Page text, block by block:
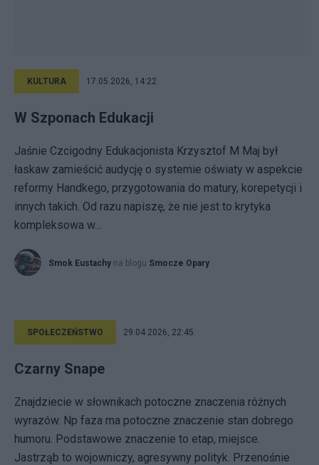
KULTURA 17.05.2026, 14:22
W Szponach Edukacji
Jaśnie Czcigodny Edukacjonista Krzysztof M Maj był
łaskaw zamieścić audycję o systemie oświaty w aspekcie
reformy Handkego, przygotowania do matury, korepetycji i
innych takich. Od razu napiszę, że nie jest to krytyka
kompleksowa w...
Smok Eustachy na blogu Smocze Opary
SPOŁECZEŃSTWO 29.04.2026, 22:45
Czarny Snape
Znajdziecie w słownikach potoczne znaczenia różnych
wyrazów. Np faza ma potoczne znaczenie stan dobrego
humoru. Podstawowe znaczenie to etap, miejsce.
Jastrząb to wojowniczy, agresywny polityk. Przenośnie